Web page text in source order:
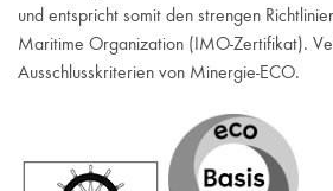
und entspricht somit den strengen
Maritime Organization (IMO-Zertifikat).
Ausschlusskriterien von Minergie-ECO.